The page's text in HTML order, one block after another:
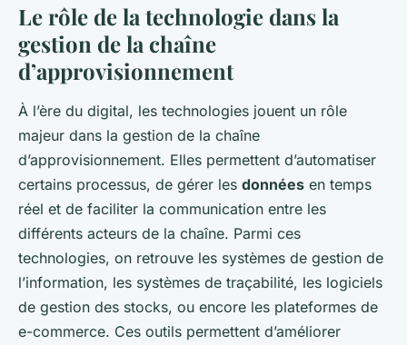
Le rôle de la technologie dans la
gestion de la chaîne
d’approvisionnement
À l’ère du digital, les technologies jouent un rôle
majeur dans la gestion de la chaîne
d’approvisionnement. Elles permettent d’automatiser
certains processus, de gérer les données en temps
réel et de faciliter la communication entre les
différents acteurs de la chaîne. Parmi ces
technologies, on retrouve les systèmes de gestion de
l’information, les systèmes de traçabilité, les logiciels
de gestion des stocks, ou encore les plateformes de
e-commerce. Ces outils permettent d’améliorer